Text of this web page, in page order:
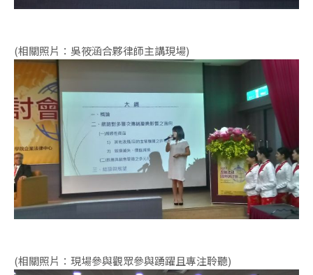
(相關照片：吳筱涵合夥律師主講現場)
(相關照片：現場參與觀眾參與踴躍且專注聆聽)